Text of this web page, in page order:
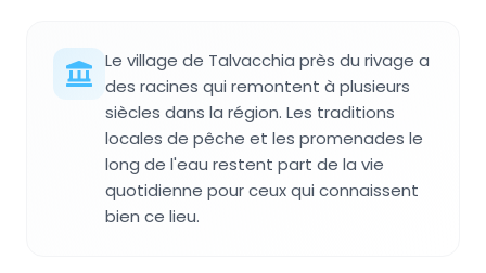
Le village de Talvacchia près du rivage a
des racines qui remontent à plusieurs
siècles dans la région. Les traditions
locales de pêche et les promenades le
long de l'eau restent part de la vie
quotidienne pour ceux qui connaissent
bien ce lieu.